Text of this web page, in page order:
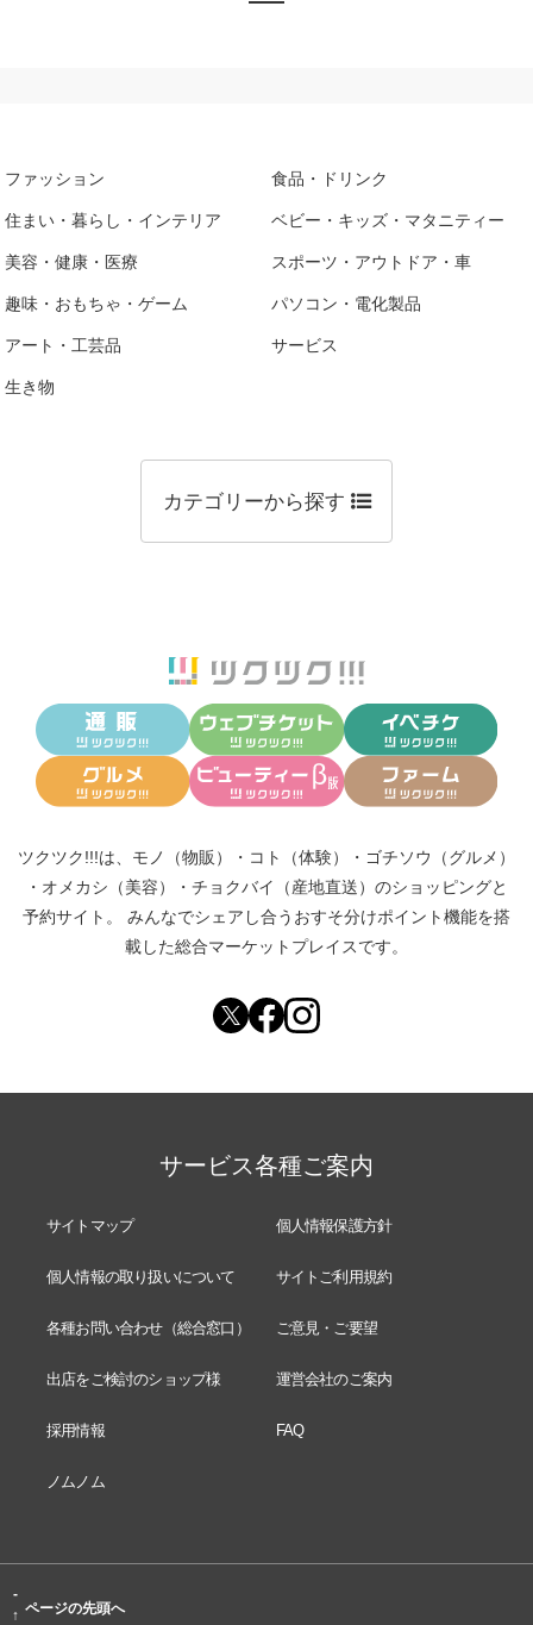
ファッション 食品・ドリンク
住まい・暮らし・インテリア ベビー・キッズ・マタニティー
美容・健康・医療 スポーツ・アウトドア・車
趣味・おもちゃ・ゲーム パソコン・電化製品
アート・工芸品 サービス
生き物
カテゴリーから探す
ツクツク!!!は、 モノ（物販） ・ コト（体験） ・ ゴチソウ（グルメ）
・ オメカシ（美容） ・ チョクバイ（産地直送） のショッピングと
予約サイト。
みんなでシェアし合う おすそ分けポイント機能を搭
載した総合マーケットプレイスです。
サービス各種ご案内
サイトマップ 個人情報保護方針
個人情報の取り扱いについて サイトご利用規約
各種お問い合わせ（総合窓口） ご意見・ご要望
出店をご検討のショップ様 運営会社のご案内
採用情報 FAQ
ノムノム
-
↑ ページの先頭へ